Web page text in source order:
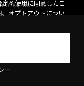
Inc. 2026
や使用に同意したこ
オプトアウトについ
ー